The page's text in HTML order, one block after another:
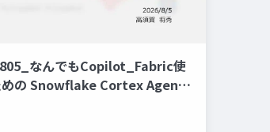
なんでもCopilot_Fabric使
めの Snowflake Cortex Agents